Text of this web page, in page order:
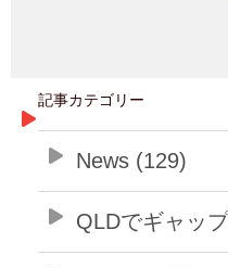
記事カテゴリー
News (129)
QLDでギャッ